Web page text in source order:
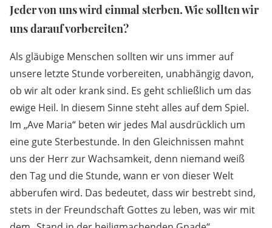
Jeder von uns wird einmal sterben. Wie sollten wir
uns darauf vorbereiten?
Als gläubige Menschen sollten wir uns immer auf
unsere letzte Stunde vorbereiten, unabhängig davon,
ob wir alt oder krank sind. Es geht schließlich um das
ewige Heil. In diesem Sinne steht alles auf dem Spiel.
Im „Ave Maria“ beten wir jedes Mal ausdrücklich um
eine gute Sterbestunde. In den Gleichnissen mahnt
uns der Herr zur Wachsamkeit, denn niemand weiß
den Tag und die Stunde, wann er von dieser Welt
abberufen wird. Das bedeutet, dass wir bestrebt sind,
stets in der Freundschaft Gottes zu leben, was wir mit